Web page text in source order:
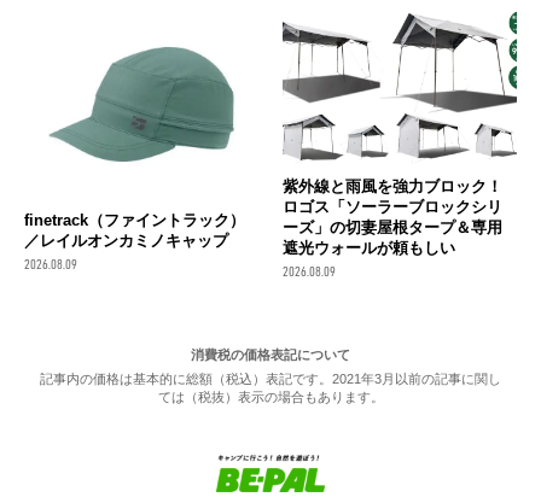
finetrack（ファイントラック）
／レイルオンカミノキャップ
2026.08.09
紫外線と雨風を強力ブロック！
ロゴス「ソーラーブロックシリ
ーズ」の切妻屋根タープ＆専用
遮光ウォールが頼もしい
2026.08.09
消費税の価格表記について
記事内の価格は基本的に総額（税込）表記です。2021年3月以前の記事に関し
ては（税抜）表示の場合もあります。